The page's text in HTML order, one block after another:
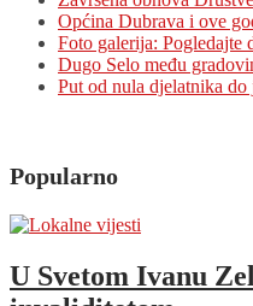
Općina Dubrava i ove
Foto galerija: Pogledajte
Dugo Selo među
Put od nula djelatnika
Popularno
U Svetom Ivanu